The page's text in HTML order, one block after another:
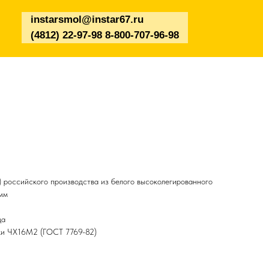
(4812) 22-97-98 8-800-707-96-98
instarsmol@instar67.ru
производства из белого высоколегированного
ЧХ16М2 (ГОСТ 7769-82)